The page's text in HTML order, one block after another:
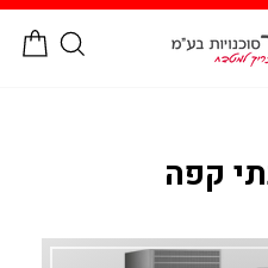
קפה